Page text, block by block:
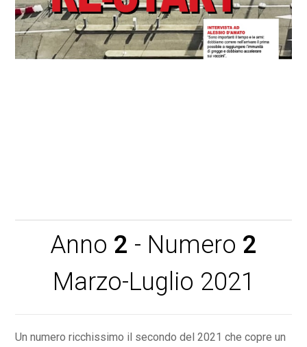
Anno 2 - Numero 2
Marzo-Luglio 2021
Un numero ricchissimo il secondo del 2021 che copre un